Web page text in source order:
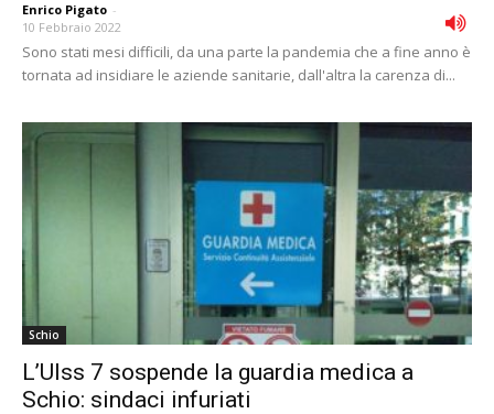
Enrico Pigato -
10 Febbraio 2022
Sono stati mesi difficili, da una parte la pandemia che a fine anno è
tornata ad insidiare le aziende sanitarie, dall'altra la carenza di...
Schio
L’Ulss 7 sospende la guardia medica a
Schio: sindaci infuriati